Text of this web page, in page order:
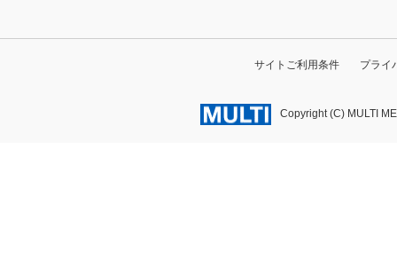
サイトご利用条件 プライ
Copyright (C) MULTI